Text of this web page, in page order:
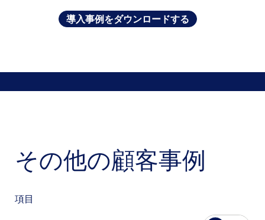
導入事例をダウンロードする
その他の顧客事例
項目